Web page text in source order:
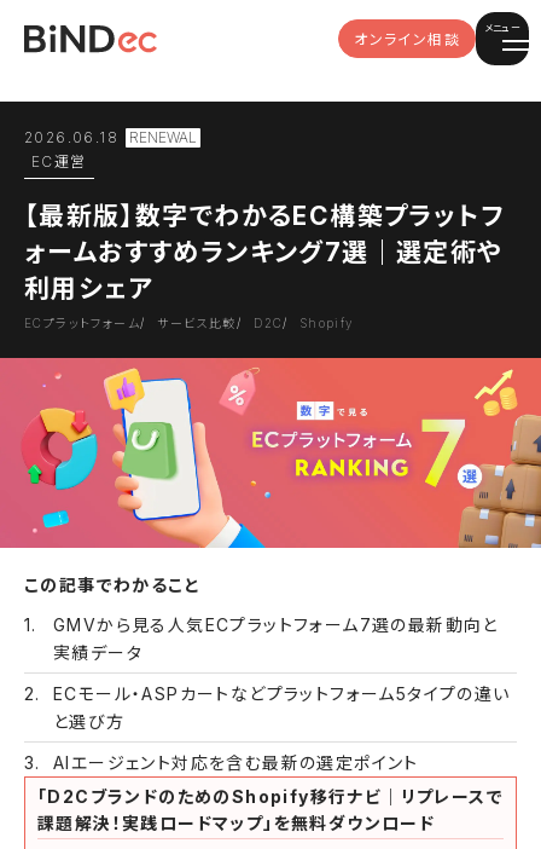
オンライン相談
メニュー
EC運営
2026.06.18
【最新版】数字でわかるEC構築プラットフ
ォームおすすめランキング7選｜選定術や
利用シェア
ECプラットフォーム サービス比較 D2C Shopify
この記事でわかること
GMVから見る人気ECプラットフォーム7選の最新動向と
実績データ
ECモール・ASPカートなどプラットフォーム5タイプの違い
と選び方
AIエージェント対応を含む最新の選定ポイント
「D2CブランドのためのShopify移行ナビ｜リプレースで
課題解決！実践ロードマップ」を無料ダウンロード